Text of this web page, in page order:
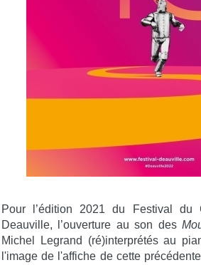
Pour l’édition 2021 du Festival du
Deauville, l’ouverture au son des
Michel Legrand (ré)interprétés au
l'image de l'affiche de cette